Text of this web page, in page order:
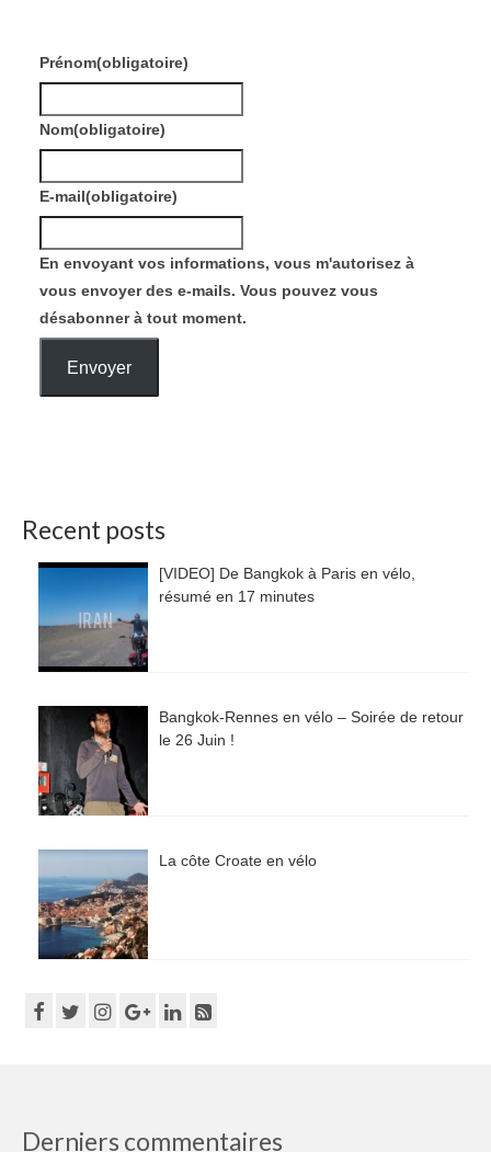
Prénom(obligatoire)
Nom(obligatoire)
E-mail(obligatoire)
En envoyant vos informations, vous m'autorisez à
vous envoyer des e-mails. Vous pouvez vous
désabonner à tout moment.
Envoyer
Recent posts
[VIDEO] De Bangkok à Paris en vélo,
résumé en 17 minutes
Bangkok-Rennes en vélo – Soirée de retour
le 26 Juin !
La côte Croate en vélo
Derniers commentaires